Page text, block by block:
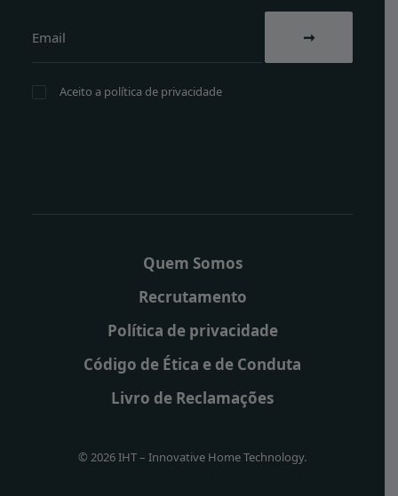
Aceito a política de privacidade
Quem Somos
Recrutamento
Política de privacidade
Código de Ética e de Conduta
Livro de Reclamações
© 2026 IHT – Innovative Home Technology.